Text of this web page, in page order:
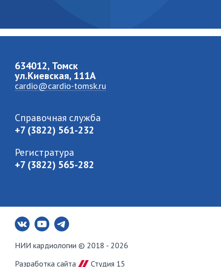
634012, Томск
ул.Киевская, 111A
cardio@cardio-tomsk.ru
Справочная служба
+7 (3822) 561-232
Регистратура
+7 (3822) 565-282
НИИ кардиологии © 2018 - 2026
Разработка сайта
Студия 15